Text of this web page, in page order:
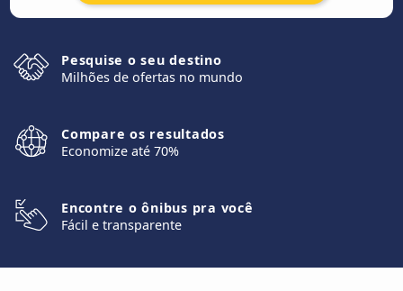
Pesquise o seu destino
Milhões de ofertas no mundo
Compare os resultados
Economize até 70%
Encontre o ônibus pra você
Fácil e transparente